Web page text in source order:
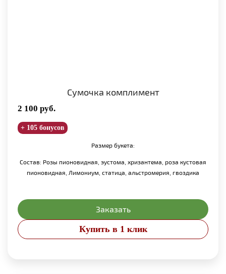
Сумочка комплимент
2 100 руб.
+ 105 бонусов
Размер букета:
Состав: Розы пионовидная, эустома, хризантема, роза кустовая
пионовидная, Лимониум, статица, альстромерия, гвоздика
Заказать
Купить в 1 клик